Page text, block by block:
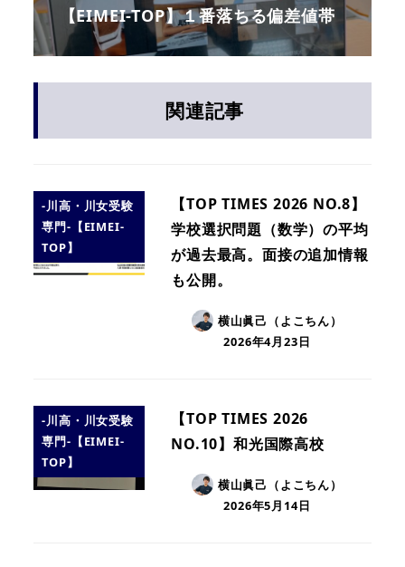
【EIMEI-TOP】１番落ちる偏差値帯
関連記事
-川高・川女受験
専門-【EIMEI-
TOP】
【TOP TIMES 2026 NO.8】
学校選択問題（数学）の平均
が過去最高。面接の追加情報
も公開。
横山眞己（よこちん）
2026年4月23日
-川高・川女受験
専門-【EIMEI-
TOP】
【TOP TIMES 2026
NO.10】和光国際高校
横山眞己（よこちん）
2026年5月14日